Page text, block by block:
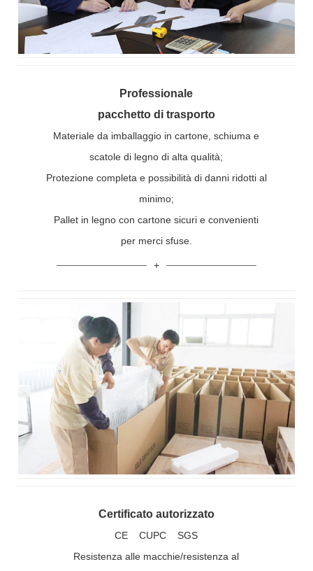
Certificato autorizzato
CE CUPC SGS
Resistenza alle macchie/resistenza al
Professionale
pacchetto di trasporto
Materiale da imballaggio in cartone, schiuma e
scatole di legno di alta qualità;
Protezione completa e possibilità di danni ridotti al
minimo;
Pallet in legno con cartone sicuri e convenienti
per merci sfuse.